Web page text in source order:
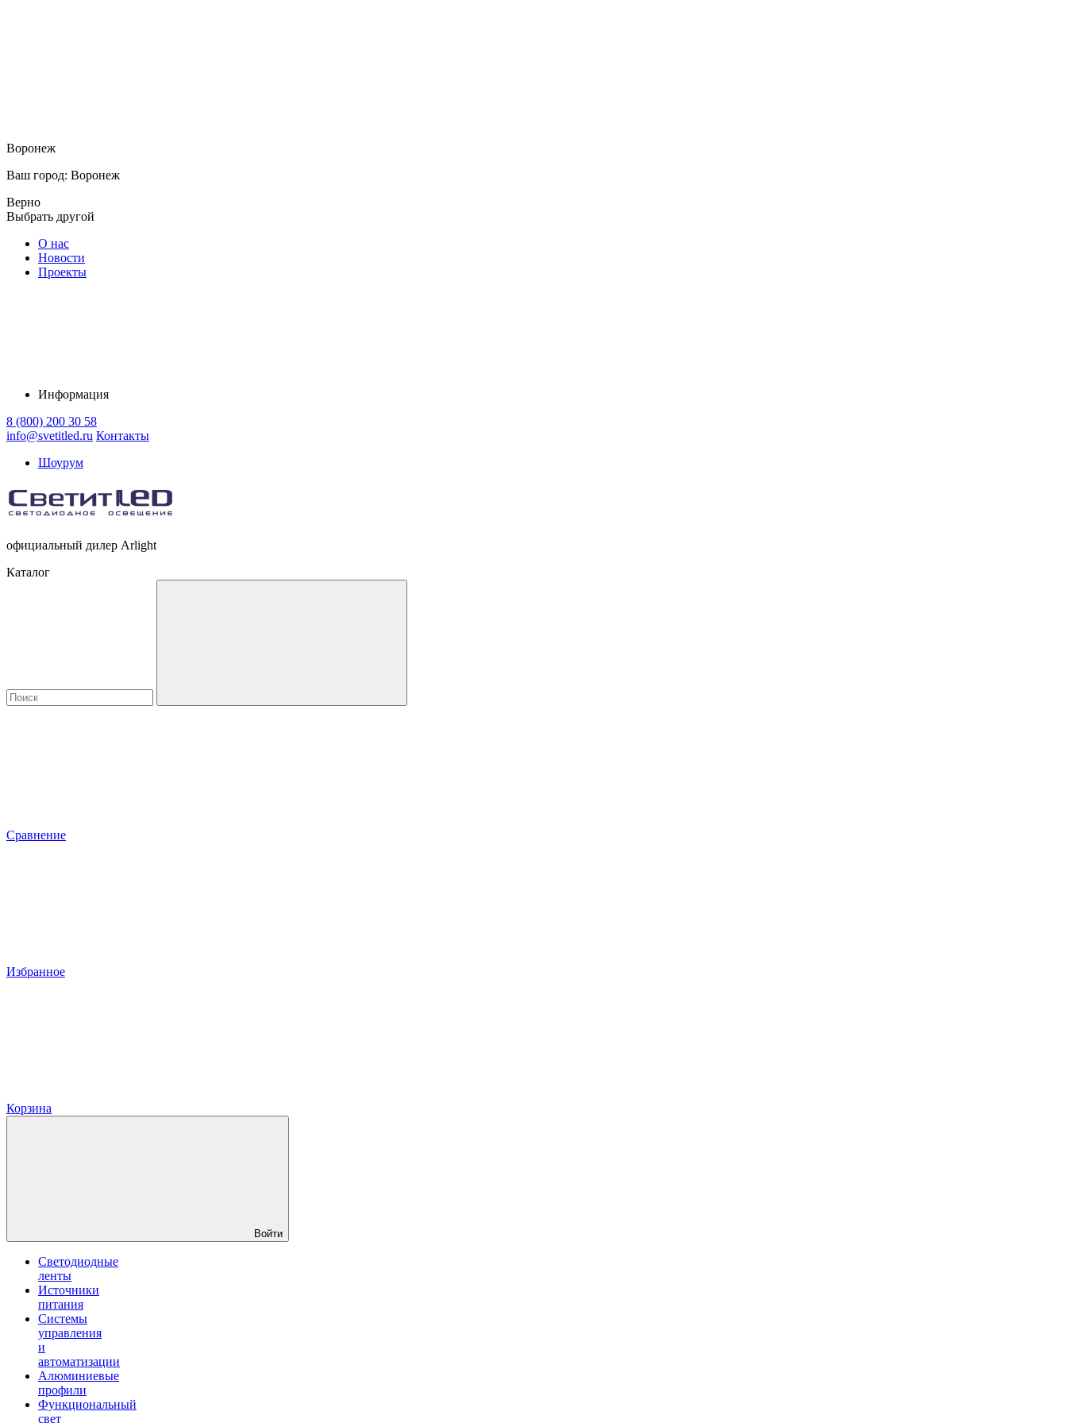
Воронеж
Ваш город: Воронеж
Верно
Выбрать другой
О нас
Новости
Проекты
Информация
8 (800) 200 30 58
info@svetitled.ru Контакты
Шоурум
официальный дилер Arlight
Каталог
Сравнение
Избранное
Корзина
Войти
Светодиодные
ленты
Источники
питания
Системы
управления
и
автоматизации
Алюминиевые
профили
Функциональный
свет